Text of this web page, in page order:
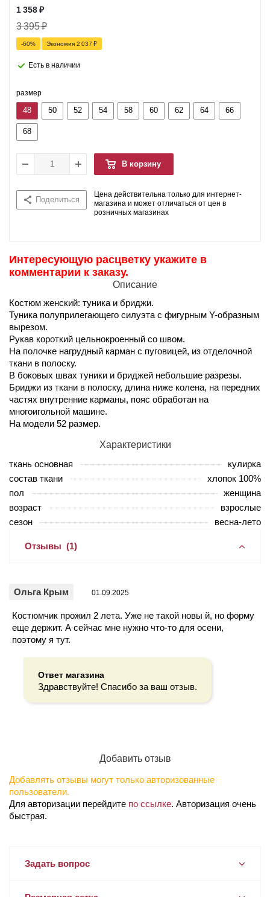
1 358₽
3 395₽
-60% Экономия 2 037 ₽
Есть в наличии
размер
48 50 52 54 58 60 62 64 66
68
В корзину
Поделиться
Цена действительна только для интернет-
магазина и может отличаться от цен в
розничных магазинах
Интересующую расцветку укажите в
комментарии к заказу.
Описание
Костюм женский: туника и бриджи.
Туника полуприлегающего силуэта с фигурным Y-образным
вырезом.
Рукав короткий цельнокроенный со швом.
На полочке нагрудный карман с пуговицей, из отделочной
ткани в полоску.
В боковых швах туники и бриджей небольшие разрезы.
Бриджи из ткани в полоску, длина ниже колена, на передних
частях внутренние карманы, пояс обработан на
многоигольной машине.
На модели 52 размер.
Характеристики
ткань основная
кулирка
состав ткани
хлопок 100%
пол
женщина
возраст
взрослые
сезон
весна-лето
Отзывы (1)
Ольга Крым 01.09.2025
Костюмчик прожил 2 лета. Уже не такой новы й, но форму
еще держит. А сейчас мне нужно что-то для осени,
поэтому я тут.
Ответ магазина
Здравствуйте! Спасибо за ваш отзыв.
Добавить отзыв
Добавлять отзывы могут только авторизованные
пользователи.
Для авторизации перейдите по ссылке. Авторизация очень
быстрая.
Задать вопрос